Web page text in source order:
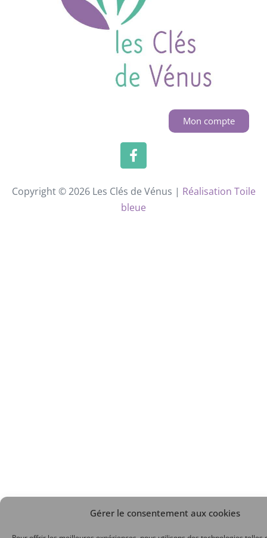
Gérer le consentement aux cookies
Mon compte
Copyright © 2026 Les Clés de Vénus | Réalisation Toile
bleue